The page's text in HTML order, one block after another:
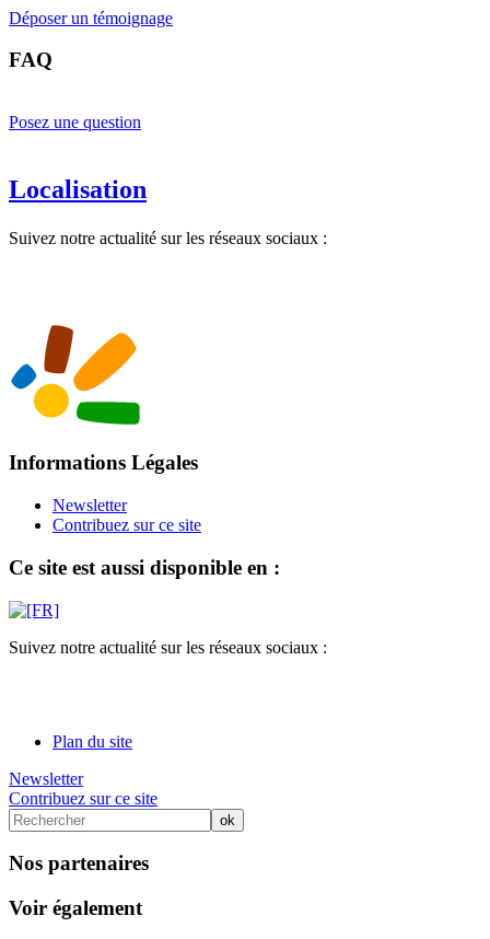
Déposer un témoignage
FAQ
Posez une question
Localisation
Suivez notre actualité sur les réseaux sociaux :
Informations Légales
Newsletter
Contribuez sur ce site
Ce site est aussi disponible en :
Suivez notre actualité sur les réseaux sociaux :
Plan du site
Newsletter
Contribuez sur ce site
Nos partenaires
Voir également